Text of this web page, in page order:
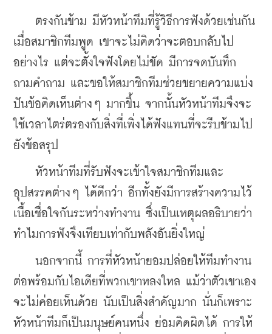
ตรงกันข้าม มีหัวหน้าทีมที่รู้วิธีการฟังด้วยเช่นกัน
เมื่อสมาชิกทีมพูด เขาจะไม่คิดว่าจะตอบกลับไป
อย่างไร แต่จะตั้งใจฟังโดยไม่ขัด มีการจดบันทึก
ถามคำถาม และขอให้สมาชิกทีมช่วยขยายความแบ่ง
ปันข้อคิดเห็นต่างๆ มากขึ้น จากนั้นหัวหน้าทีมจึงจะ
ใช้เวลาไตร่ตรองกับสิ่งที่เพิ่งได้ฟังแทนที่จะรีบข้ามไป
ยังข้อสรุป
หัวหน้าทีมที่รับฟังจะเข้าใจสมาชิกทีมและ
อุปสรรคต่างๆ ได้ดีกว่า อีกทั้งยังมีการสร้างความไว้
เนื้อเชื่อใจกันระหว่างทำงาน ซึ่งเป็นเหตุผลอธิบายว่า
ทำไมการฟังจึงเทียบเท่ากับพลังอันยิ่งใหญ่
นอกจากนี้ การที่หัวหน้ายอมปล่อยให้ทีมทำงาน
ต่อพร้อมกับไอเดียที่พวกเขาหลงใหล แม้ว่าตัวเขาเอง
จะไม่ค่อยเห็นด้วย นับเป็นสิ่งสำคัญมาก นั่นก็เพราะ
หัวหน้าทีมก็เป็นมนุษย์คนหนึ่ง ย่อมคิดผิดได้ การให้